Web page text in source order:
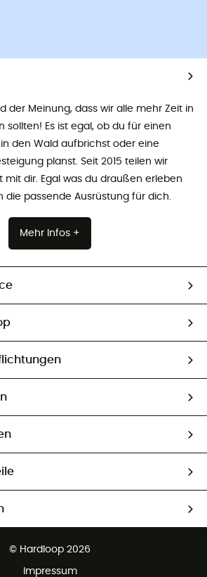
der Meinung, dass wir alle mehr Zeit in
sollten! Es ist egal, ob du für einen
in den Wald aufbrichst oder eine
planst. Seit 2015 teilen wir
mit dir. Egal was du draußen erleben
die passende Ausrüstung für dich.
Mehr Infos +
Produkten
© Hardloop 2026
Impressum